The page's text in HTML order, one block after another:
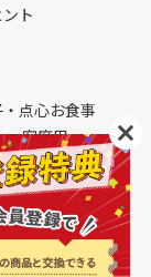
ト
点心お食事
・客席用
（配送便限定）
概要